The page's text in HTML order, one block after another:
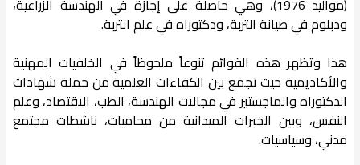
(مواليد 1976)، وهي حاصلة على إجازة في الهندسة الزراعية،
ودبلوم في صيانة التربة، ودكتوراه في علم التربة.
هذا وتظهر هذه القوائم تنوعاً ملحوظاً في الخلفيات المهنية
والأكاديمية حيث تجمع بين الكفاءات العلمية من حملة شهادات
الدكتوراه والماجستير في مجالات الهندسة، الطب، الاقتصاد، وعلم
النفس، وبين الخبرات الميدانية من محاميات، ناشطات مجتمع
مدني، وسياسيات.